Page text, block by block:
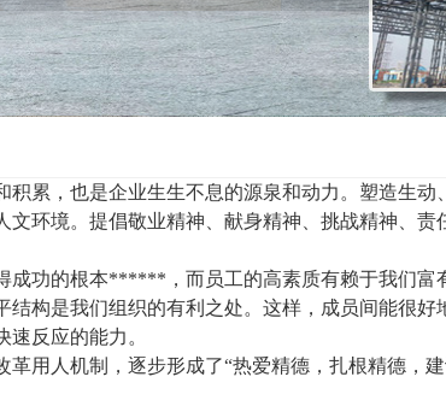
积累，也是企业生生不息的源泉和动力。塑造生
文环境。提倡敬业精神、献身精神、挑战精神、
成功的根本******，而员工的高素质有赖于我们富
结构是我们组织的有利之处。这样，成员间能很
反应的能力。
革用人机制，逐步形成了“热爱精德，扎根精德，